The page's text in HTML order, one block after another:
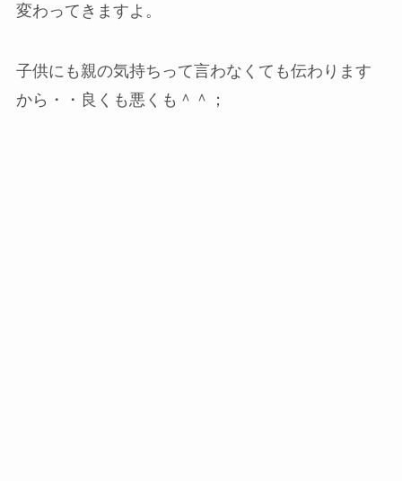
変わってきますよ。
子供にも親の気持ちって言わなくても伝わります
から・・良くも悪くも＾＾；